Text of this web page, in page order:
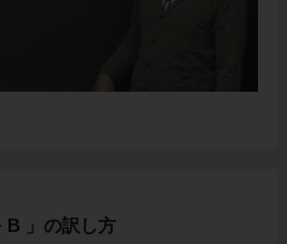
B 」の訳し方